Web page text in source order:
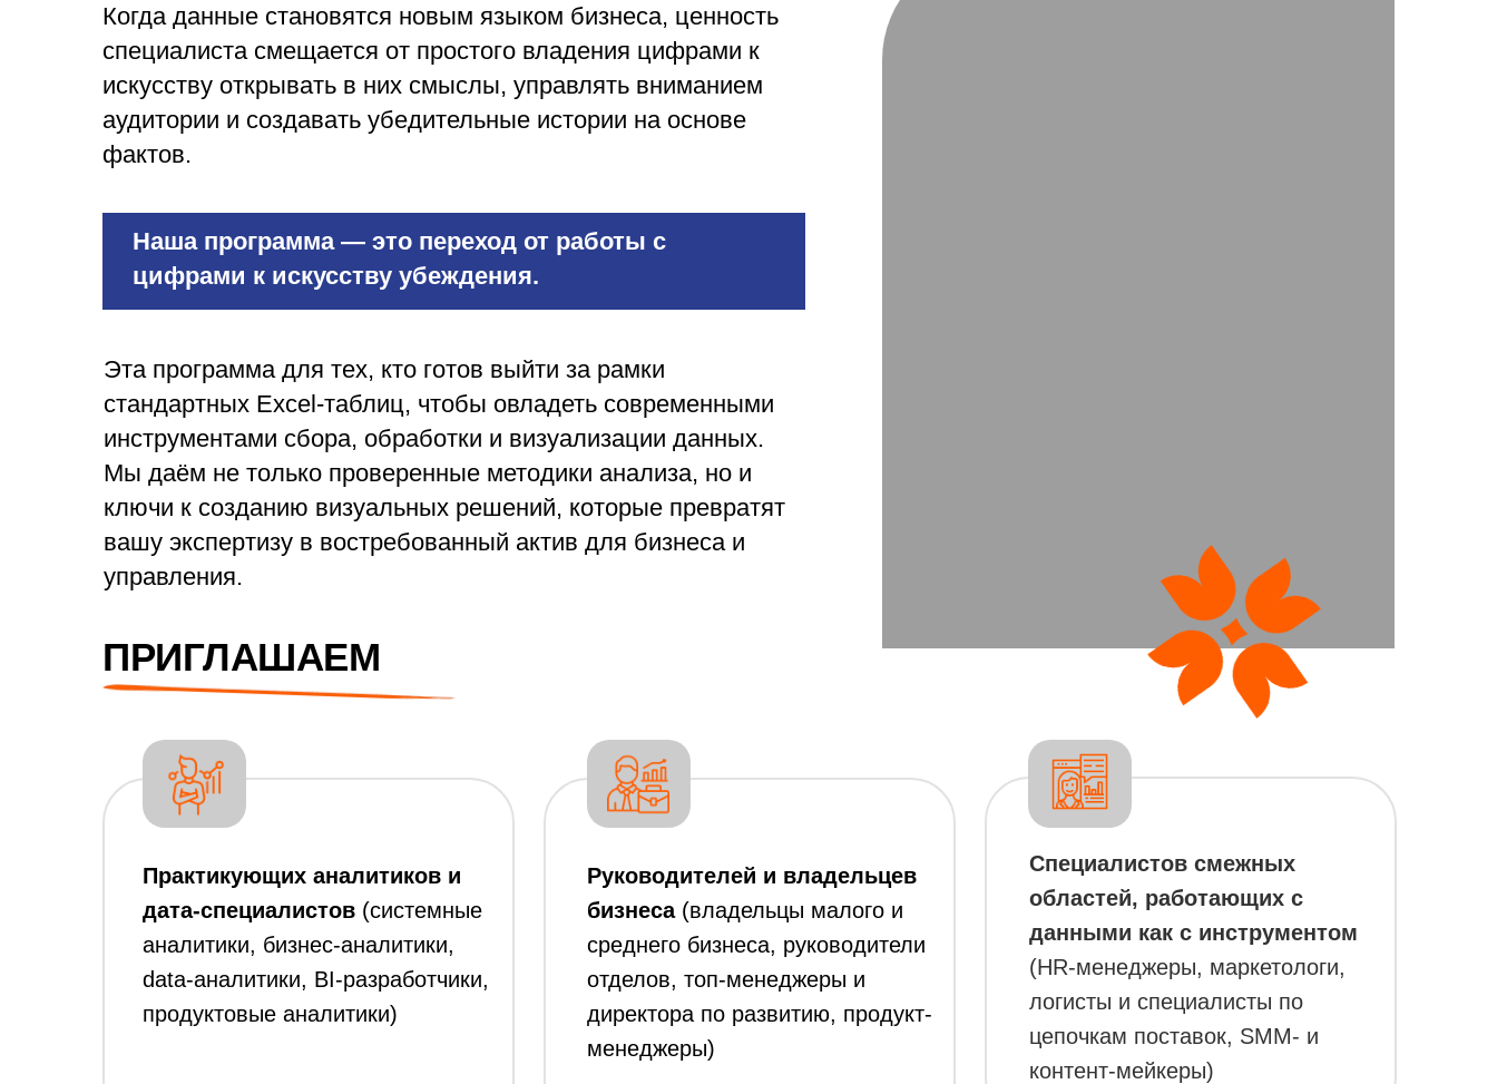
Когда данные становятся новым языком бизнеса, ценность
специалиста смещается от простого владения цифрами к
искусству открывать в них смыслы, управлять вниманием
аудитории и создавать убедительные истории на основе
фактов.
Эта программа для тех, кто готов выйти за рамки
стандартных Excel-таблиц, чтобы овладеть современными
инструментами сбора, обработки и визуализации данных.
Мы даём не только проверенные методики анализа, но и
ключи к созданию визуальных решений, которые превратят
вашу экспертизу в востребованный актив для бизнеса и
управления.
ПРИГЛАШАЕМ
Наша программа — это переход от работы с
цифрами к искусству убеждения.
Практикующих аналитиков и
дата-специалистов (системные
аналитики, бизнес-аналитики,
data-аналитики, BI-разработчики,
продуктовые аналитики)
Руководителей и владельцев
бизнеса (владельцы малого и
среднего бизнеса, руководители
отделов, топ-менеджеры и
директора по развитию, продукт-
менеджеры)
Специалистов смежных
областей, работающих с
данными как с инструментом
(HR-менеджеры, маркетологи,
логисты и специалисты по
цепочкам поставок, SMM- и
контент-мейкеры)